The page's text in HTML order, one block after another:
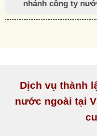
nhánh công ty
Dịch vụ thành
nước ngoài tại